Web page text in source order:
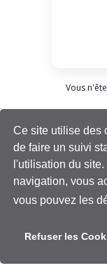
Ce site utilise des
de faire un suivi
l'utilisation du
navigation, vous
vous pouvez les
Refuser les
Vous